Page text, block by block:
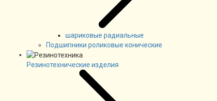
шариковые радиальные
Подшипники роликовые конические
Резинотехнические изделия